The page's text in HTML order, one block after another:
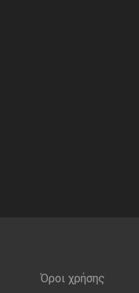
Όροι χρήσης